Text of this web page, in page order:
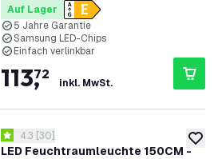
- 130 lm/W - 6500K - Verlinkbar - 5
Jahre Garantie
Auf Lager
5 Jahre Garantie
Samsung LED-Chips
Einfach verlinkbar
113,
72
inkl. MwSt.
zur
LED Feuchtraumleuchte 150CM -
Bewertungsbereich öffnen
4.3 Bewertungssterne
4.3 [30]